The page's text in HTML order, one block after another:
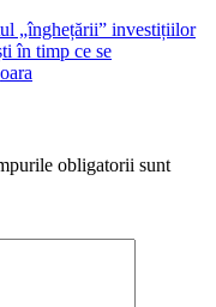
„înghețării” investițiilor
în timp ce se
obligatorii sunt